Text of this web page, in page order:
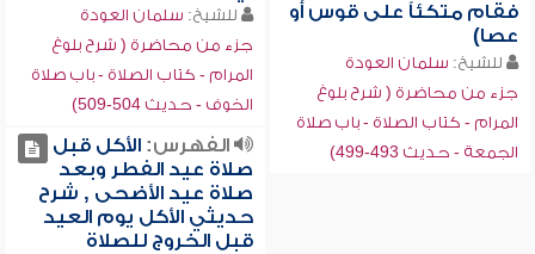
فقام متكئاً على قوس أو
عصا)
للشيخ: سلمان العودة
جزء من محاضرة ( شرح بلوغ
المرام - كتاب الصلاة - باب صلاة
الجمعة - حديث 493-499)
للشيخ: سلمان العودة
جزء من محاضرة ( شرح بلوغ
المرام - كتاب الصلاة - باب صلاة
الخوف - حديث 504-509)
الفهرس:الأكل قبل
صلاة عيد الفطر وبعد
صلاة عيد الأضحى , شرح
حديثي الأكل يوم العيد
قبل الخروج للصلاة